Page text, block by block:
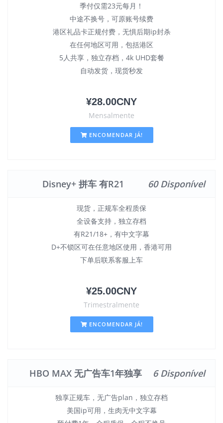
季付仅需23元每月！
中途不换号，可原账号续费
港区礼品卡正规付费，无惧后期ip封杀
在任何地区可用，包括港区
5人共享，独立存档，4k UHD套餐
自动发货，现货秒发
¥28.00CNY
Mensalmente
ENCOMENDAR JÁ!
Disney+ 拼车 有R21 60 Disponível
现货，正规车全程质保
全设备支持，独立存档
有R21/18+，有中文字幕
D+不锁区可在任意地区使用，香港可用
下单后联系客服上车
¥25.00CNY
Trimestralmente
ENCOMENDAR JÁ!
HBO MAX 无广告车1年独享 6 Disponível
独享正规车，无广告plan，独立存档
美国ip可用，生肉无中文字幕